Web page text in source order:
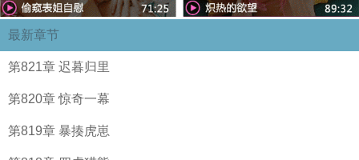
最新章节
第821章 迟暮归里
第820章 惊奇一幕
第819章 暴揍虎崽